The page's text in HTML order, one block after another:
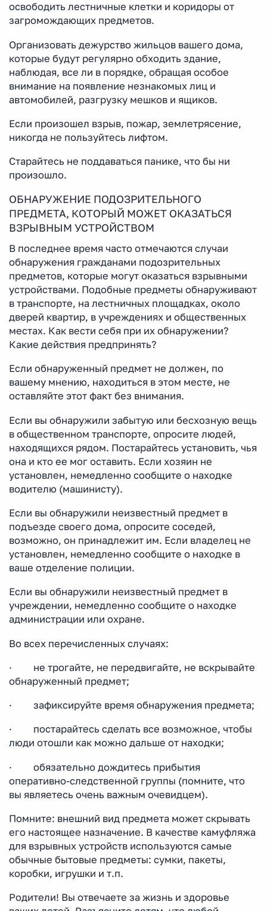
освободить лестничные клетки и коридоры от
загромождающих предметов.
Организовать дежурство жильцов вашего дома,
которые будут регулярно обходить здание,
наблюдая, все ли в порядке, обращая особое
внимание на появление незнакомых лиц и
автомобилей, разгрузку мешков и ящиков.
Если произошел взрыв, пожар, землетрясение,
никогда не пользуйтесь лифтом.
Старайтесь не поддаваться панике, что бы ни
произошло.
ОБНАРУЖЕНИЕ ПОДОЗРИТЕЛЬНОГО
ПРЕДМЕТА, КОТОРЫЙ МОЖЕТ ОКАЗАТЬСЯ
ВЗРЫВНЫМ УСТРОЙСТВОМ
В последнее время часто отмечаются случаи
обнаружения гражданами подозрительных
предметов, которые могут оказаться взрывными
устройствами. Подобные предметы обнаруживают
в транспорте, на лестничных площадках, около
дверей квартир, в учреждениях и общественных
местах. Как вести себя при их обнаружении?
Какие действия предпринять?
Если обнаруженный предмет не должен, по
вашему мнению, находиться в этом месте, не
оставляйте этот факт без внимания.
Если вы обнаружили забытую или бесхозную вещь
в общественном транспорте, опросите людей,
находящихся рядом. Постарайтесь установить, чья
она и кто ее мог оставить. Если хозяин не
установлен, немедленно сообщите о находке
водителю (машинисту).
Если вы обнаружили неизвестный предмет в
подъезде своего дома, опросите соседей,
возможно, он принадлежит им. Если владелец не
установлен, немедленно сообщите о находке в
ваше отделение полиции.
Если вы обнаружили неизвестный предмет в
учреждении, немедленно сообщите о находке
администрации или охране.
Во всех перечисленных случаях:
· не трогайте, не передвигайте, не вскрывайте
обнаруженный предмет;
· зафиксируйте время обнаружения предмета;
· постарайтесь сделать все возможное, чтобы
люди отошли как можно дальше от находки;
· обязательно дождитесь прибытия
оперативно-следственной группы (помните, что
вы являетесь очень важным очевидцем).
Помните: внешний вид предмета может скрывать
его настоящее назначение. В качестве камуфляжа
для взрывных устройств используются самые
обычные бытовые предметы: сумки, пакеты,
коробки, игрушки и т.п.
Родители! Вы отвечаете за жизнь и здоровье